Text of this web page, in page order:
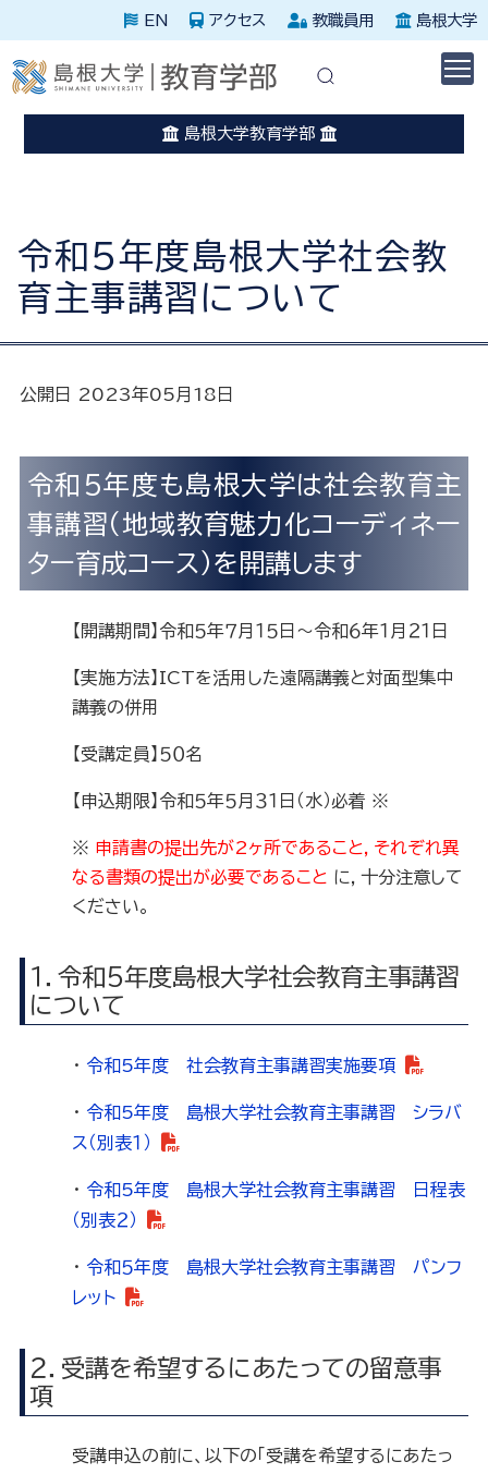
EN アクセス 教職員用 島根大学
島根大学教育学部
休講に関する情報はこちらを確認してください。
災害発生時はこちらを確認してください。
令和５年度島根大学社会教
育主事講習について
公開日 2023年05月18日
令和５年度も島根大学は社会教育主
事講習（地域教育魅力化コーディネー
ター育成コース）を開講します
【開講期間】令和５年７月１５日～令和６年１月２１日
【実施方法】ICTを活用した遠隔講義と対面型集中
講義の併用
【受講定員】５０名
【申込期限】令和５年５月３１日（水）必着 ※
※ 申請書の提出先が2ヶ所であること，それぞれ異
なる書類の提出が必要であること に，十分注意して
ください。
１．令和5年度島根大学社会教育主事講習
について
・ 令和5年度 社会教育主事講習実施要項
・ 令和5年度 島根大学社会教育主事講習 シラバ
ス（別表１）
・ 令和5年度 島根大学社会教育主事講習 日程表
（別表２）
・ 令和５年度 島根大学社会教育主事講習 パンフ
レット
２．受講を希望するにあたっての留意事
項
受講申込の前に、以下の「受講を希望するにあたっ